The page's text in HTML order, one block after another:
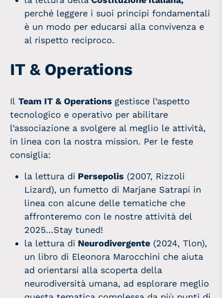
perché leggere i suoi principi fondamentali
è un modo per educarsi alla convivenza e
al rispetto reciproco.
IT & Operations
Il Team IT & Operations gestisce l’aspetto
tecnologico e operativo per abilitare
l’associazione a svolgere al meglio le attività,
in linea con la nostra mission. Per le feste
consiglia:
la lettura di Persepolis (2007, Rizzoli
Lizard), un fumetto di Marjane Satrapi in
linea con alcune delle tematiche che
affronteremo con le nostre attività del
2025…Stay tuned!
la lettura di Neurodivergente (2024, Tlon),
un libro di Eleonora Marocchini che aiuta
ad orientarsi alla scoperta della
neurodiversità umana, ad esplorare meglio